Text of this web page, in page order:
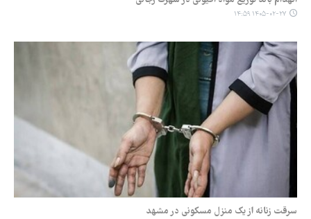
۱۴۰۵-۰۲-۲۷ ۱۴:۵۹
سرقت زنانه از یک منزل مسکونی در مشهد